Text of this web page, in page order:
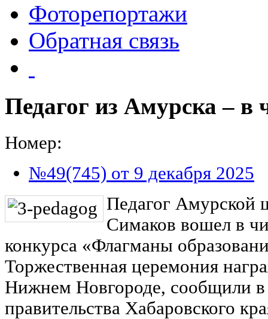
Фоторепортажи
Обратная связь
Педагог из Амурска – в
Номер:
№49(745) от 9 декабря 2025
Педагог
Симаков вошел в
конкурса «Флагманы
Торжественная церемония
Нижнем Новгороде, сообщили в
правительства Хабаровского